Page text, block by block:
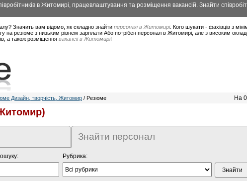
в Житомирі, працевлаштування та розміщення вакансій. Знайти
Значить вам відомо, як складно знайти персонал в Житомирі. Кого шукати - фахівців з
на резюме з низьким рівнем зарплати Або потрібен персонал в Житомирі, але з високим
а також розміщення вакансії в Житомирі!
Дизайн, творчість, Житомир / Резюме На
Знайти персонал
Рубрика: